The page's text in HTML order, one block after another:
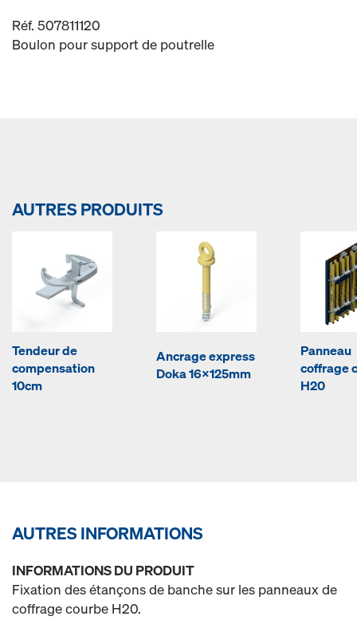
Réf. 507811120
Boulon pour support de poutrelle
AUTRES PRODUITS
Tendeur de
compensation
10cm
Ancrage express
Doka 16x125mm
Panneau
coffrage
H20
AUTRES INFORMATIONS
INFORMATIONS DU PRODUIT
Fixation des étançons de banche sur les panneaux de
coffrage courbe H20.